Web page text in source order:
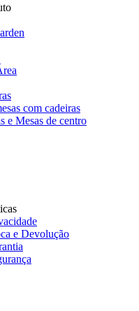
com cadeiras
e Mesas de centro
e Devolução